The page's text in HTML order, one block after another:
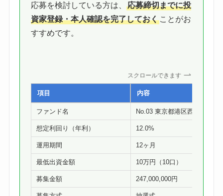
応募を検討している方は、応募締切までに投
資家登録・本人確認を完了しておく ことがお
すすめです。
スクロールできます
項目 内容
ファンド名 No.03 東京都港区西麻布PJ
想定利回り（年利） 12.0%
運用期間 12ヶ月
最低出資金額 10万円（10口）
募集金額 247,000,000円